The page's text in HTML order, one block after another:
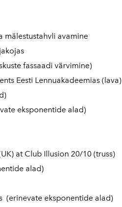
mälestustahvli avamine
fassaadi värvimine)
Eesti Lennuakadeemias (lava)
eksponentide alad)
at Club Illusion 20/10 (truss)
alad)
(erinevate eksponentide alad)